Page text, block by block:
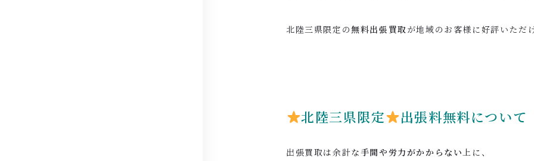
北陸三県限定の無料出張買取 が地域のお客様に好評いただ
北陸三県限定 出張料無料について
出張買取は余計な手間や労力がかからない 上に、